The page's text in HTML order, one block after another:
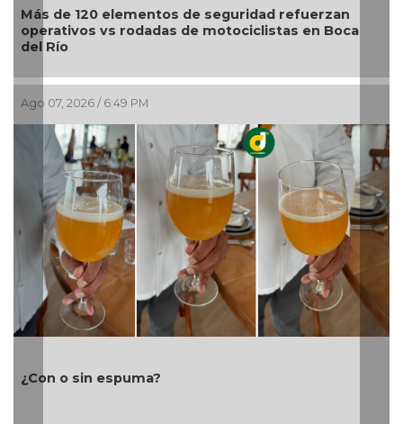
Más de 120 elementos de seguridad refuerzan
operativos vs rodadas de motociclistas en Boca
del Río
Ago 07, 2026 / 6:49 PM
¿Con o sin espuma?